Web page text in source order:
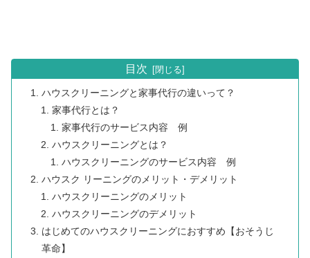
目次
ハウスクリーニングと家事代行の違いって？
家事代行とは？
家事代行のサービス内容 例
ハウスクリーニングとは？
ハウスクリーニングのサービス内容 例
ハウスク リーニングのメリット・デメリット
ハウスクリーニングのメリット
ハウスクリーニングのデメリット
はじめてのハウスクリーニングにおすすめ【おそうじ
革命】